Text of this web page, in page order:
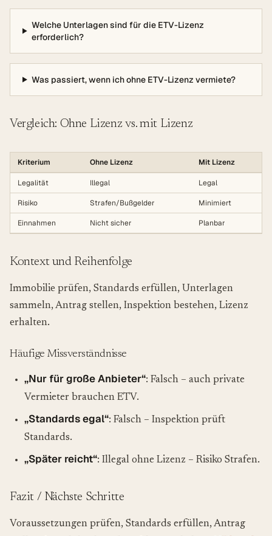
Welche Unterlagen sind für die ETV-Lizenz
erforderlich?
Was passiert, wenn ich ohne ETV-Lizenz vermiete?
Vergleich: Ohne Lizenz vs. mit Lizenz
Kriterium Ohne Lizenz Mit Lizenz
Legalität Illegal Legal
Risiko Strafen/Bußgelder Minimiert
Einnahmen Nicht sicher Planbar
Kontext und Reihenfolge
Immobilie prüfen, Standards erfüllen, Unterlagen
sammeln, Antrag stellen, Inspektion bestehen, Lizenz
erhalten.
Häufige Missverständnisse
„Nur für große Anbieter“: Falsch – auch private
Vermieter brauchen ETV.
„Standards egal“: Falsch – Inspektion prüft
Standards.
„Später reicht“: Illegal ohne Lizenz – Risiko Strafen.
Fazit / Nächste Schritte
Voraussetzungen prüfen, Standards erfüllen, Antrag